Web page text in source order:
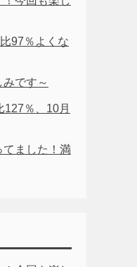
97％よくな
です～
127％、10月
ました！満